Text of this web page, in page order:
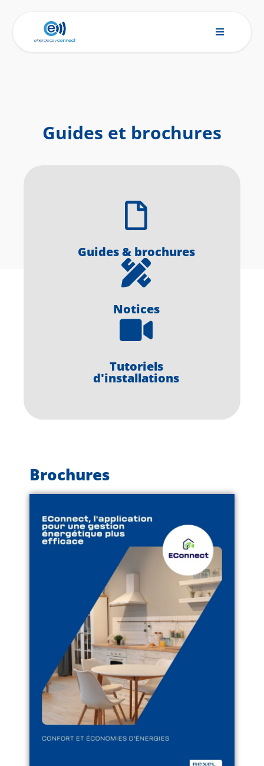
Guides et brochures
Guides & brochures
Notices
Tutoriels
d'installations
Brochures